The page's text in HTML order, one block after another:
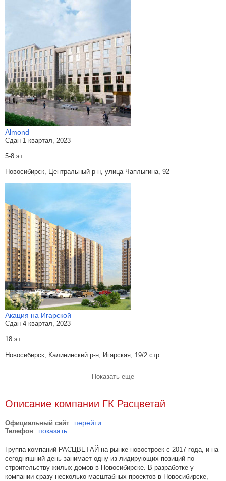
Almond
Сдан 1 квартал, 2023
5-8 эт.
Новосибирск, Центральный р-н, улица Чаплыгина, 92
Акация на Игарской
Сдан 4 квартал, 2023
18 эт.
Новосибирск, Калининский р-н, Игарская, 19/2 стр.
Показать еще
Описание компании ГК Расцветай
Официальный сайт перейти
Телефон показать
Группа компаний РАСЦВЕТАЙ на рынке новостроек с 2017 года, и на
сегодняшний день занимает одну из лидирующих позиций по
строительству жилых домов в Новосибирске. В разработке у
компании сразу несколько масштабных проектов в Новосибирске,